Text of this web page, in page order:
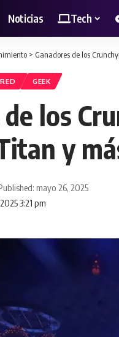
Noticias Tech
> Ganadores de los
GEEK
los
y
3:21 pm
mayo 26, 2025